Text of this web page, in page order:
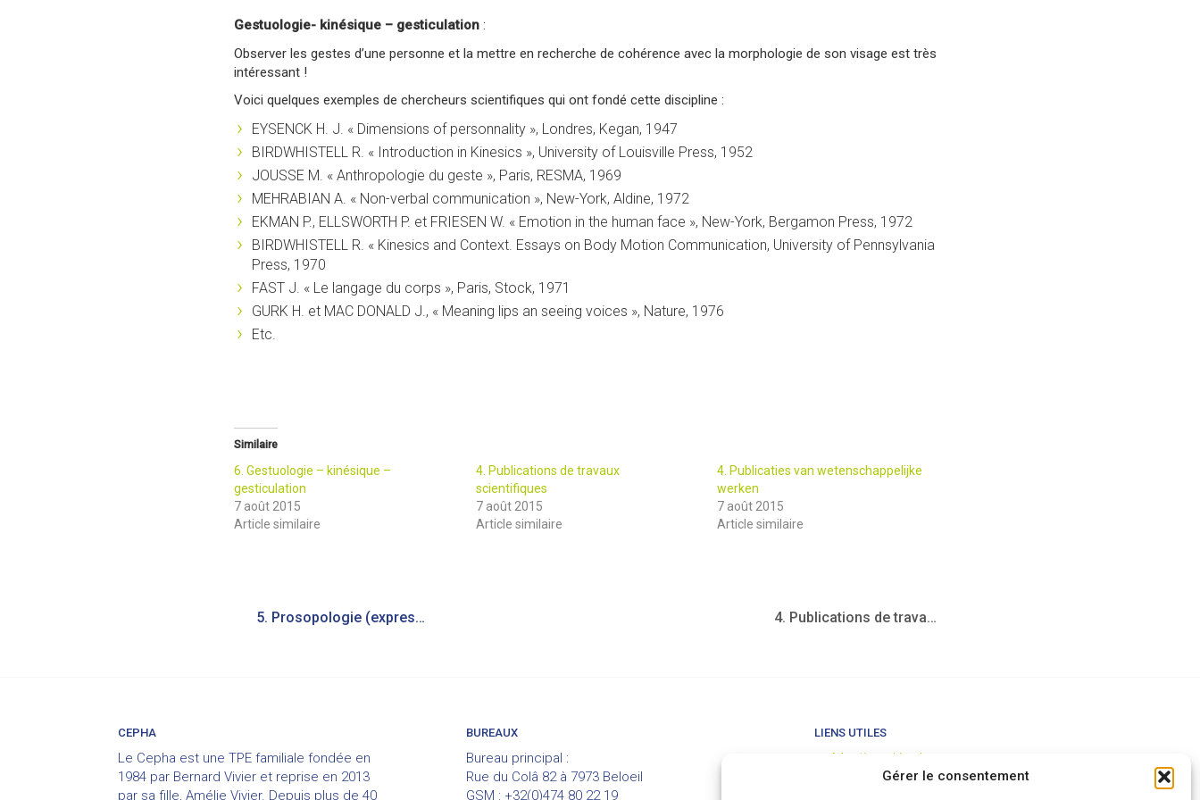
Gérer le consentement
Gestuologie- kinésique – gesticulation :
Observer les gestes d’une personne et la mettre en recherche de cohérence avec la morphologie de son visage est très
intéressant !
Voici quelques exemples de chercheurs scientifiques qui ont fondé cette discipline :
EYSENCK H. J. « Dimensions of personnality », Londres, Kegan, 1947
BIRDWHISTELL R. « Introduction in Kinesics », University of Louisville Press, 1952
JOUSSE M. « Anthropologie du geste », Paris, RESMA, 1969
MEHRABIAN A. « Non-verbal communication », New-York, Aldine, 1972
EKMAN P., ELLSWORTH P. et FRIESEN W. « Emotion in the human face », New-York, Bergamon Press, 1972
BIRDWHISTELL R. « Kinesics and Context. Essays on Body Motion Communication, University of Pennsylvania
Press, 1970
FAST J. « Le langage du corps », Paris, Stock, 1971
GURK H. et MAC DONALD J., « Meaning lips an seeing voices », Nature, 1976
Etc.
Similaire
6. Gestuologie – kinésique –
gesticulation
7 août 2015
Article similaire
4. Publications de travaux
scientifiques
7 août 2015
Article similaire
4. Publicaties van wetenschappelijke
werken
7 août 2015
Article similaire
Navigation
5. Prosopologie (expressions faciales) 4. Publications de travaux scientifiques
CEPHA
Le Cepha est une TPE familiale fondée en
1984 par Bernard Vivier et reprise en 2013
par sa fille, Amélie Vivier. Depuis plus de 40
BUREAUX
Bureau principal :
Rue du Colâ 82 à 7973 Beloeil
GSM : +32(0)474 80 22 19
LIENS UTILES
Mentions légales
Conditions générales de vente